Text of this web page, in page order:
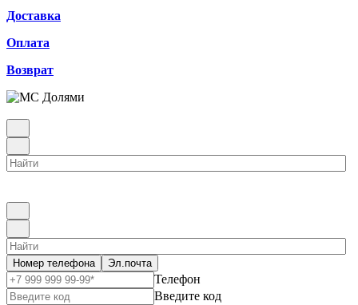
Доставка
Оплата
Возврат
Номер телефона Эл.почта
Телефон
Введите код